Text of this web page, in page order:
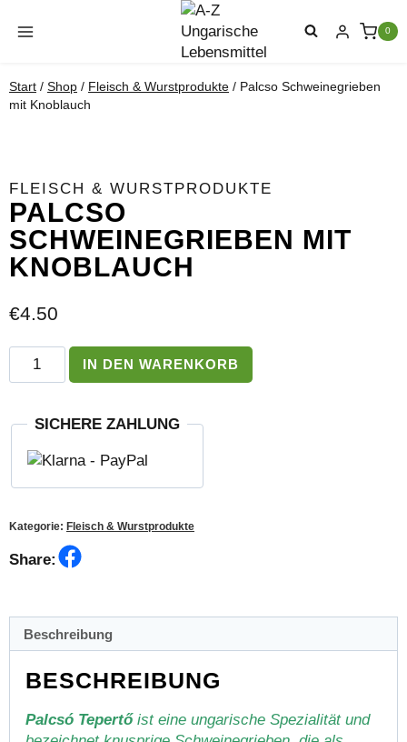
Inhalt
0
Start / Shop / Fleisch & Wurstprodukte / Palcso Schweinegrieben
mit Knoblauch
FLEISCH & WURSTPRODUKTE
PALCSO
SCHWEINEGRIEBEN MIT
KNOBLAUCH
€4.50
Palcso
Schweinegrieben
Knoblauch
IN DEN WARENKORB
SICHERE ZAHLUNG
Kategorie: Fleisch & Wurstprodukte
Share:
Beschreibung
BESCHREIBUNG
Palcsó Tepertő ist eine ungarische Spezialität und